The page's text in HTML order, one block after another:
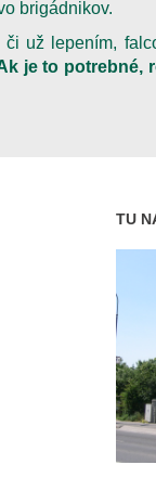
brigádnikov.
už lepením,
je to potrebné,
TU